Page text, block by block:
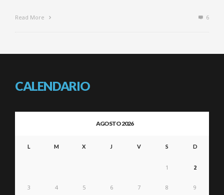
Read More 6
CALENDARIO
AGOSTO 2026
L M X J V S D
1 2
3 4 5 6 7 8 9